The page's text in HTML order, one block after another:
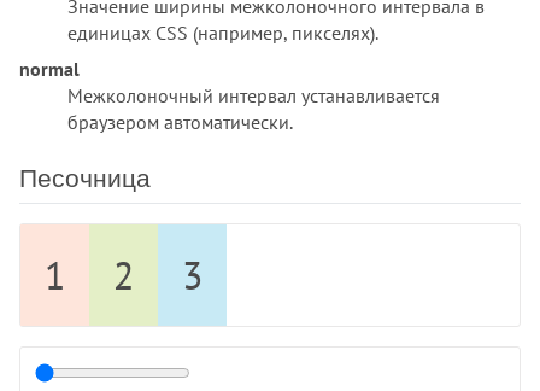
Значение ширины межколоночного интервала в
единицах CSS (например, пикселях).
normal
Межколоночный интервал устанавливается
браузером автоматически.
Песочница
1 2 3
:empty
:enabled
:first
:first-child
:focus
:focus-visible
:fullscreen
:hover
:in-range